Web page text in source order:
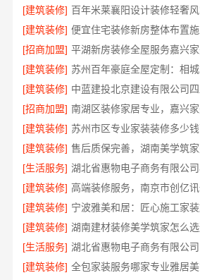
[建筑装修] 百年米莱襄阳设计装修轻奢
[建筑装修]
[招商加盟] 平湖新房装修全屋服务嘉兴
[建筑装修]
[建筑装修]
[招商加盟]
[建筑装修] 苏州市区专业家装装修多少
[建筑装修]
[生活服务]
[建筑装修] 高端装修服务，南京市创亿
[建筑装修] 宁波雅美和居：匠心施工家
[建筑装修] 湖南建材装修美学筑家怎么
[生活服务]
[建筑装修] 全包家装服务哪家专业雅居